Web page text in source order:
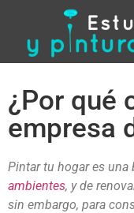
¿Por qué
empresa
Pintar tu hogar es una
ambientes, y de
sin embargo, para